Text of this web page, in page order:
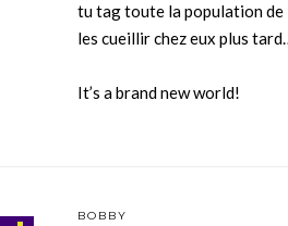
tu tag toute la population de
les cueillir chez eux plus
It’s a brand new world!
BOBBY